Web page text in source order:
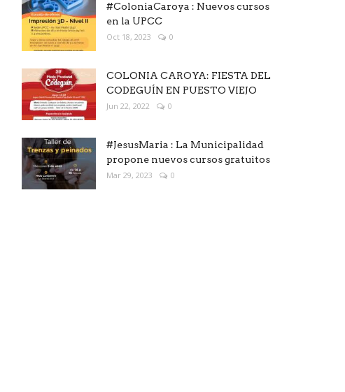
#ColoniaCaroya : Nuevos cursos
en la UPCC
Oct 18, 2023 0
COLONIA CAROYA: FIESTA DEL
CODEGUÍN EN PUESTO VIEJO
Jun 22, 2022 0
#JesusMaria : La Municipalidad
propone nuevos cursos gratuitos
Mar 29, 2023 0